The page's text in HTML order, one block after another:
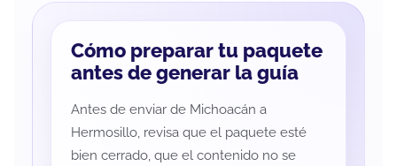
Cómo preparar tu paquete
antes de generar la guía
Antes de enviar de Michoacán a
Hermosillo, revisa que el paquete esté
bien cerrado, que el contenido no se